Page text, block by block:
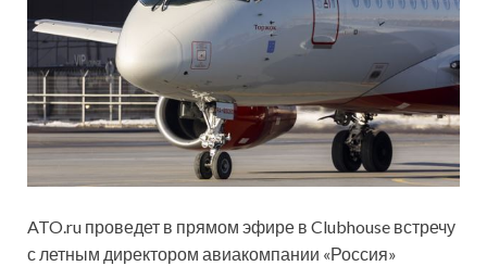
ATO.ru проведет в прямом эфире в Clubhouse встречу
с летным директором авиакомпании «Россия»